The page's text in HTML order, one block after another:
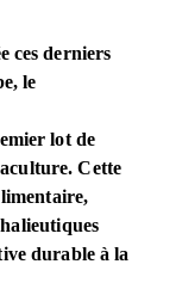
ces derniers
le
lot de
Cette
durable à la